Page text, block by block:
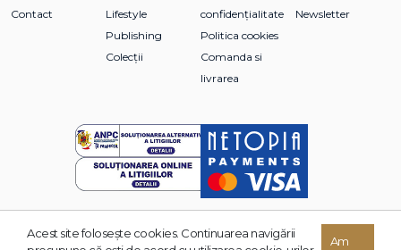
Contact
Lifestyle
Publishing
Colecții
confidențialitate
Politica cookies
Comanda si
livrarea
Newsletter
© 2026 Grupul Editorial TREI. Toate drepturile rezervate.
Acest site foloseşte cookies. Continuarea navigării
Am